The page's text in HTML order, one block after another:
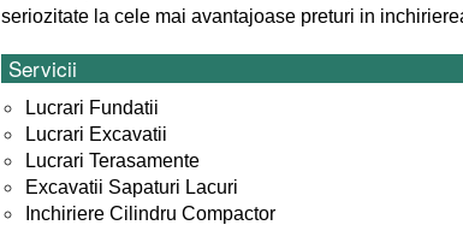
seriozitate la cele mai avantajoase preturi in
Servicii
Lucrari Fundatii
Lucrari Excavatii
Lucrari Terasamente
Excavatii Sapaturi Lacuri
Inchiriere Cilindru Compactor